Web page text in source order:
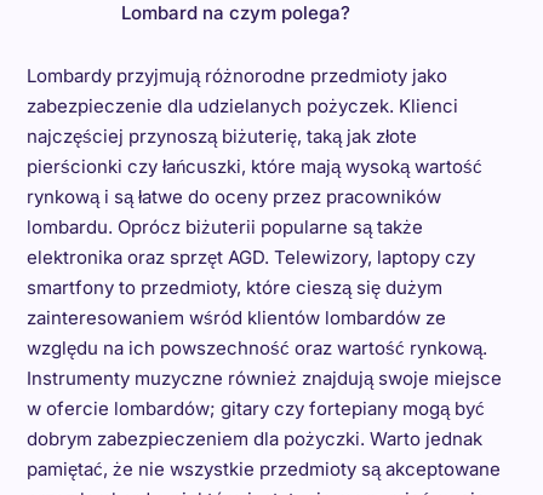
Lombard na czym polega?
Lombardy przyjmują różnorodne przedmioty jako
zabezpieczenie dla udzielanych pożyczek. Klienci
najczęściej przynoszą biżuterię, taką jak złote
pierścionki czy łańcuszki, które mają wysoką wartość
rynkową i są łatwe do oceny przez pracowników
lombardu. Oprócz biżuterii popularne są także
elektronika oraz sprzęt AGD. Telewizory, laptopy czy
smartfony to przedmioty, które cieszą się dużym
zainteresowaniem wśród klientów lombardów ze
względu na ich powszechność oraz wartość rynkową.
Instrumenty muzyczne również znajdują swoje miejsce
w ofercie lombardów; gitary czy fortepiany mogą być
dobrym zabezpieczeniem dla pożyczki. Warto jednak
pamiętać, że nie wszystkie przedmioty są akceptowane